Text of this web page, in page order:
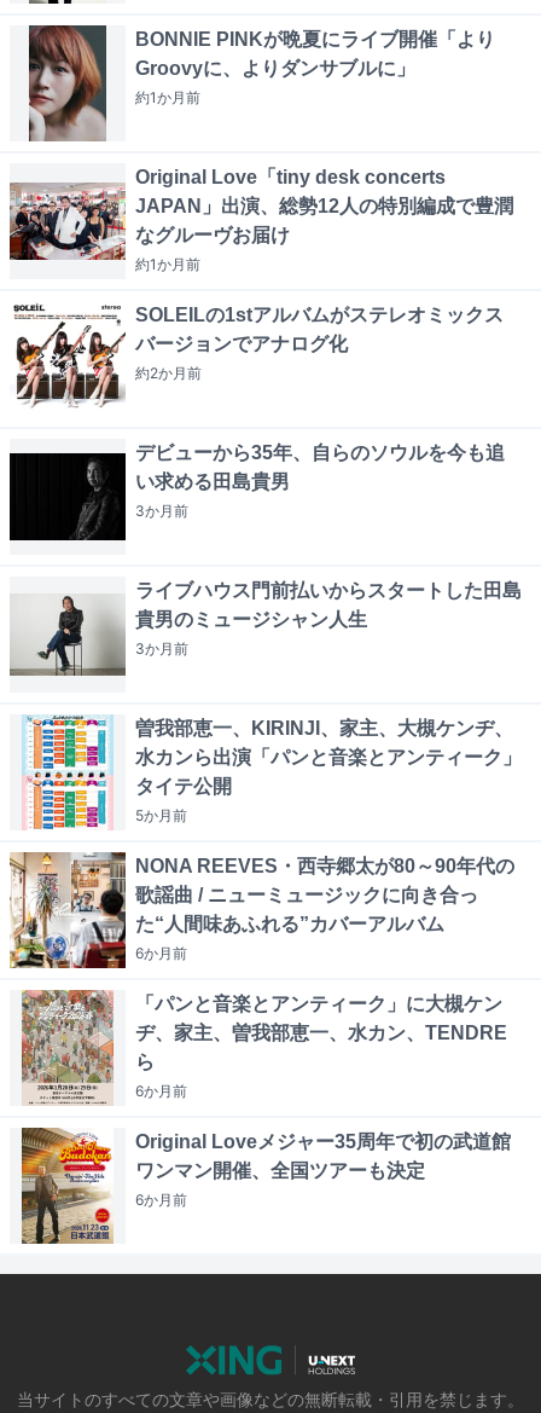
BONNIE PINKが晩夏にライブ開催「より
Groovyに、よりダンサブルに」
約1か月前
Original Love「tiny desk concerts
JAPAN」出演、総勢12人の特別編成で豊潤
なグルーヴお届け
約1か月前
SOLEILの1stアルバムがステレオミックス
バージョンでアナログ化
約2か月前
デビューから35年、自らのソウルを今も追
い求める田島貴男
3か月前
ライブハウス門前払いからスタートした田島
貴男のミュージシャン人生
3か月前
曽我部恵一、KIRINJI、家主、大槻ケンヂ、
水カンら出演「パンと音楽とアンティーク」
タイテ公開
5か月前
NONA REEVES・西寺郷太が80～90年代の
歌謡曲 / ニューミュージックに向き合っ
た“人間味あふれる”カバーアルバム
6か月前
「パンと音楽とアンティーク」に大槻ケン
ヂ、家主、曽我部恵一、水カン、TENDRE
ら
6か月前
Original Loveメジャー35周年で初の武道館
ワンマン開催、全国ツアーも決定
6か月前
当サイトのすべての文章や画像などの無断転載・引用を禁じます。